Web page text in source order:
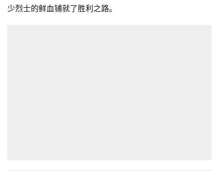
少烈士的鲜血铺就了胜利之路。